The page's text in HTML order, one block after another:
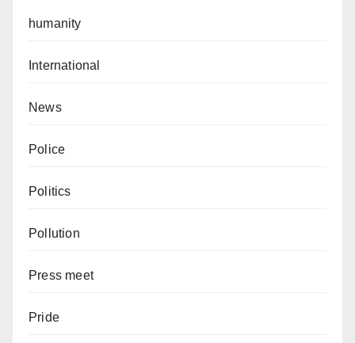
humanity
International
News
Police
Politics
Pollution
Press meet
Pride